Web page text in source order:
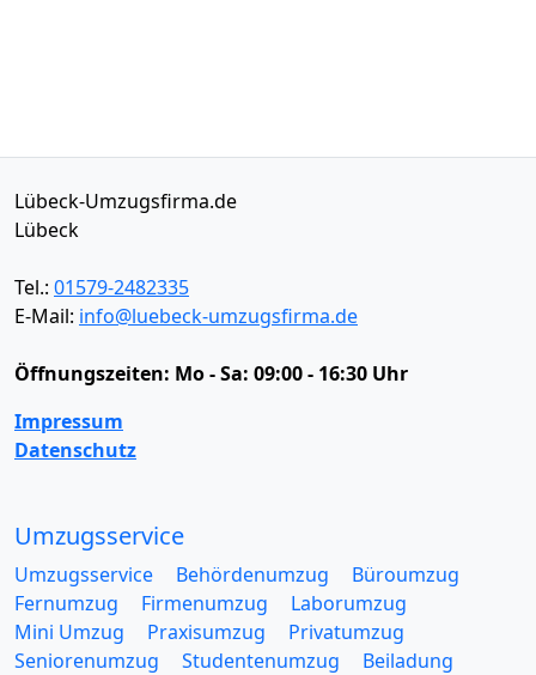
Lübeck-Umzugsfirma.de
Lübeck
Tel.: 01579-2482335
E-Mail: info@luebeck-umzugsfirma.de
Öffnungszeiten: Mo - Sa: 09:00 - 16:30 Uhr
Impressum
Datenschutz
Umzugsservice
Umzugsservice Behördenumzug
Büroumzug
Fernumzug
Firmenumzug
Laborumzug
Mini Umzug
Praxisumzug
Privatumzug
Seniorenumzug
Studentenumzug
Beiladung